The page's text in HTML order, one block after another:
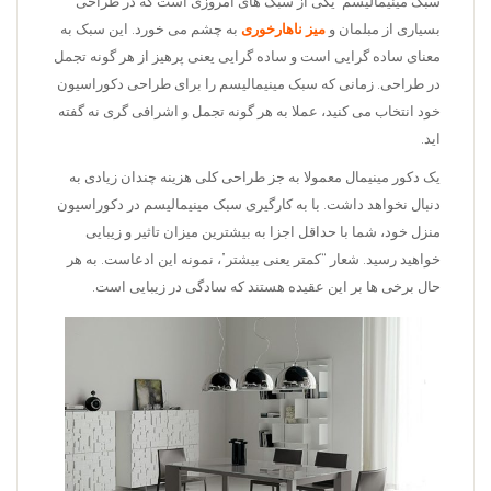
بسیاری از مبلمان و میز ناهارخوری به چشم می خورد. این سبک به
معنای ساده گرایی است و ساده گرایی یعنی پرهیز از هر گونه تجمل
در طراحی. زمانی که سبک مینیمالیسم را برای طراحی دکوراسیون
خود انتخاب می کنید، عملا به هر گونه تجمل و اشرافی گری نه گفته
اید.
یک دکور مینیمال معمولا به جز طراحی کلی هزینه چندان زیادی به
دنبال نخواهد داشت. با به کارگیری سبک مینیمالیسم در دکوراسیون
منزل خود، شما با حداقل اجزا به بیشترین میزان تاثیر و زیبایی
خواهید رسید. شعار “کمتر یعنی بیشتر”، نمونه این ادعاست. به هر
حال برخی ها بر این عقیده هستند که سادگی در زیبایی است.